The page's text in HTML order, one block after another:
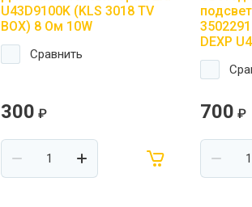
U43D9100K (KLS 3018 TV
BOX) 8 Ом 10W
Сравнить
300 ₽
DEXP
700 ₽